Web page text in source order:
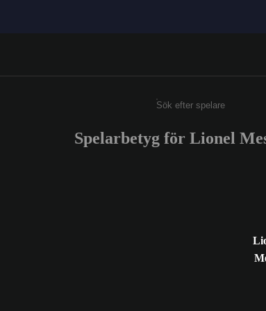
Ange minst 3
Spelarbetyg för Lionel